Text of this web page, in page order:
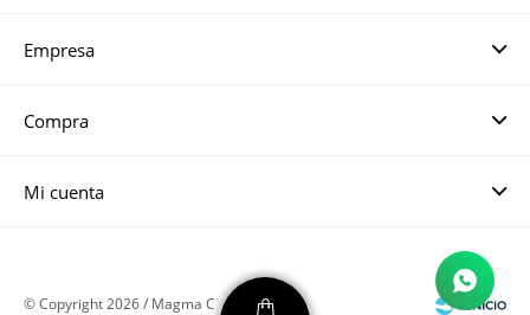
Empresa
Compra
Mi cuenta
© Copyright 2026 / Magma CH